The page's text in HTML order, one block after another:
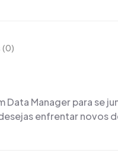
(0)
Data Manager para se
enfrentar novos